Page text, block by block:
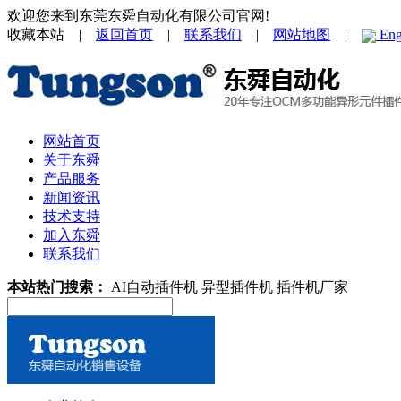
欢迎您来到东莞东舜自动化有限公司官网!
收藏本站 | 返回首页 | 联系我们 | 网站地图 |
网站首页
关于东舜
产品服务
新闻资讯
技术支持
加入东舜
联系我们
本站热门搜索： AI自动插件机 异型插件机 插件机厂家